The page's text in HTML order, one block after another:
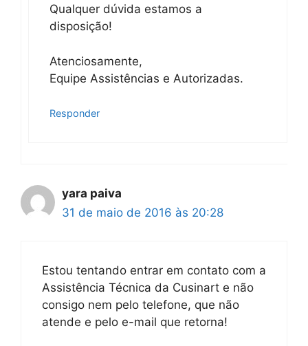
Qualquer dúvida estamos a
disposição!
Atenciosamente,
Equipe Assistências e Autorizadas.
Responder
yara paiva
31 de maio de 2016 às 20:28
Estou tentando entrar em contato com a
Assistência Técnica da Cusinart e não
consigo nem pelo telefone, que não
atende e pelo e-mail que retorna!